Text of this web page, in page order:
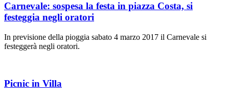
Carnevale: sospesa la festa in piazza Costa, si
festeggia negli oratori
In previsione della pioggia sabato 4 marzo 2017 il Carnevale si
festeggerà negli oratori.
Picnic in Villa